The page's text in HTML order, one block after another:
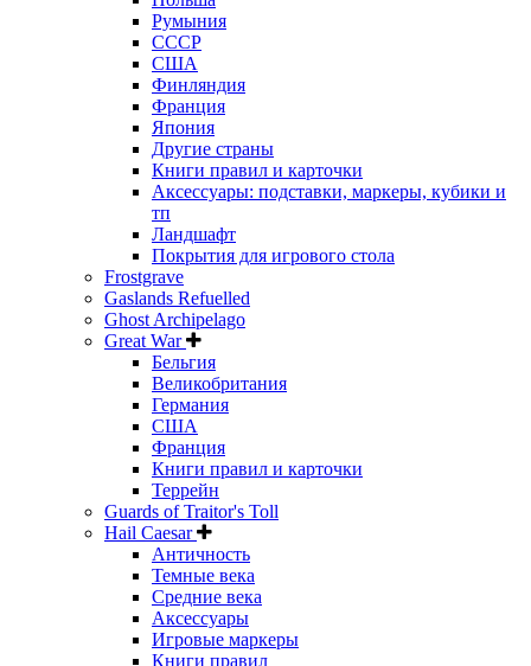
Румыния
СССР
США
Финляндия
Франция
Япония
Другие страны
Книги правил и карточки
Аксессуары: подставки, маркеры, кубики и
тп
Ландшафт
Покрытия для игрового стола
Frostgrave
Gaslands Refuelled
Ghost Archipelago
Great War
Бельгия
Великобритания
Германия
США
Франция
Книги правил и карточки
Террейн
Guards of Traitor's Toll
Hail Caesar
Античность
Темные века
Средние века
Аксессуары
Игровые маркеры
Книги правил